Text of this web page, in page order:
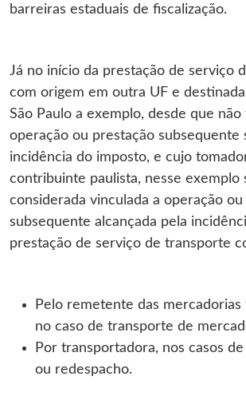
barreiras estaduais de fiscalização.
Já no início da prestação de serviço
com origem em outra UF e
São Paulo a exemplo, desde que não
operação ou prestação subsequente
incidência do imposto, e cujo
contribuinte paulista, nesse exemplo
considerada vinculada a operação
subsequente alcançada pela
prestação de serviço de transporte
Pelo remetente das mercadorias
no caso de transporte de
Por transportadora, nos casos
ou redespacho.